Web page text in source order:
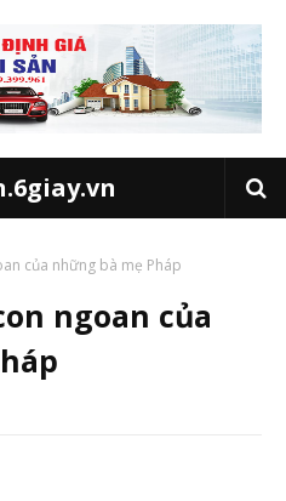
của những bà mẹ Pháp
ngoan của